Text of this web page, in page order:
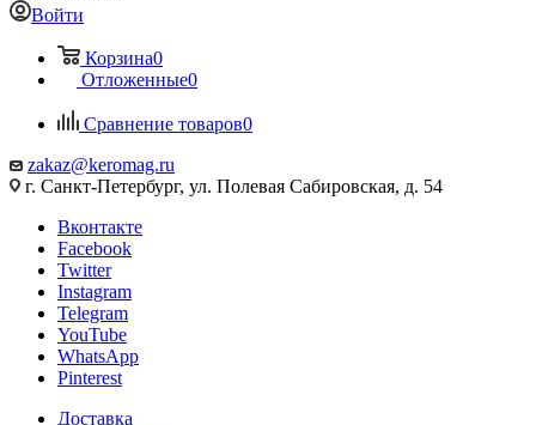
Войти
Корзина0
Отложенные0
Сравнение товаров0
zakaz@keromag.ru
г. Санкт-Петербург, ул. Полевая Сабировская, д. 54
Вконтакте
Facebook
Twitter
Instagram
Telegram
YouTube
WhatsApp
Pinterest
Доставка